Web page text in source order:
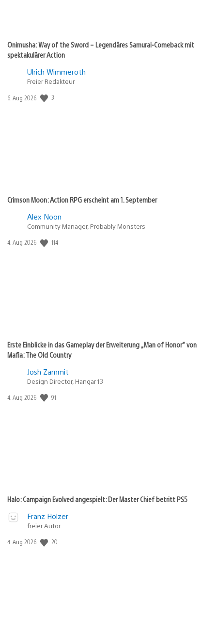
Onimusha: Way of the Sword – Legendäres Samurai-Comeback mit
spektakulärer Action
Ulrich Wimmeroth
Freier Redakteur
Veröffentlichungsdatum:
6. Aug 2026 3
Crimson Moon: Action RPG erscheint am 1. September
Alex Noon
Community Manager, Probably Monsters
Veröffentlichungsdatum:
4. Aug 2026 114
Erste Einblicke in das Gameplay der Erweiterung „Man of Honor“ von
Mafia: The Old Country
Josh Zammit
Design Director, Hangar 13
Veröffentlichungsdatum:
4. Aug 2026 91
Halo: Campaign Evolved angespielt: Der Master Chief betritt PS5
Franz Holzer
freier Autor
Veröffentlichungsdatum:
4. Aug 2026 20